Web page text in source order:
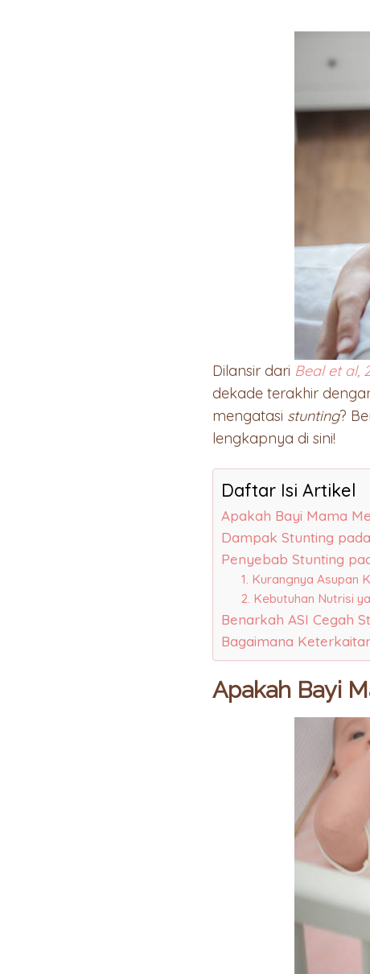
Dilansir dari Beal et al,
dekade terakhir
mengatasi stunting?
lengkapnya di sini!
Daftar Isi Artikel
Apakah Bayi Mama
Dampak Stunting
Penyebab Stunting
1. Kurangnya Asupan
2. Kebutuhan Nutrisi
Benarkah ASI Cegah
Bagaimana
Apakah Bayi